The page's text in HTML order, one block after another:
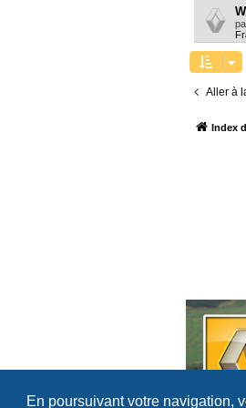
En poursuivant votre navigation,
Aller à
Index